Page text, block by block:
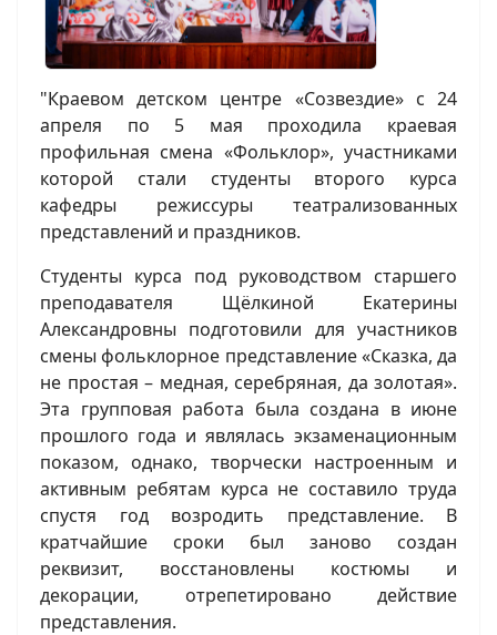
"Краевом детском центре «Созвездие» с 24
апреля по 5 мая проходила краевая
профильная смена «Фольклор», участниками
которой стали студенты второго курса
кафедры режиссуры театрализованных
представлений и праздников.
Студенты курса под руководством старшего
преподавателя Щёлкиной Екатерины
Александровны подготовили для участников
смены фольклорное представление «Сказка, да
не простая – медная, серебряная, да золотая».
Эта групповая работа была создана в июне
прошлого года и являлась экзаменационным
показом, однако, творчески настроенным и
активным ребятам курса не составило труда
спустя год возродить представление. В
кратчайшие сроки был заново создан
реквизит, восстановлены костюмы и
декорации, отрепетировано действие
представления.